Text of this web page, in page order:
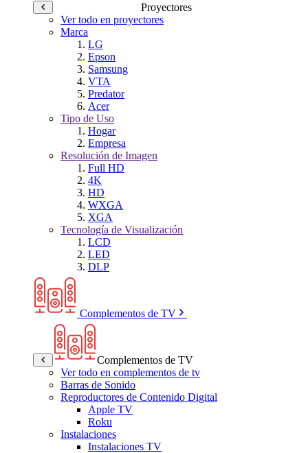
Proyectores
Ver todo en proyectores
Marca
LG
Epson
Samsung
VTA
Predator
Acer
Tipo de Uso
Hogar
Empresa
Resolución de Imagen
Full HD
4K
HD
WXGA
XGA
Tecnología de Visualización
LCD
LED
DLP
Complementos de TV
Complementos de TV
Ver todo en complementos de tv
Barras de Sonido
Reproductores de Contenido Digital
Apple TV
Roku
Instalaciones
Instalaciones TV